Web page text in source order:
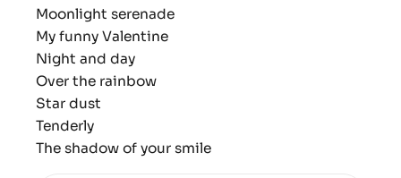
Moonlight serenade
My funny Valentine
Night and day
Over the rainbow
Star dust
Tenderly
The shadow of your smile